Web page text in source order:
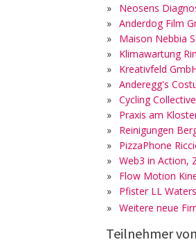
»
Neosens
» Anderdog Film
»
Maison Nebbia
»
Klimawartung
»
Kreativfeld
» Anderegg's
» Cycling
»
Praxis am
»
Reinigungen
»
PizzaPhone
» Web3 in Action,
»
Flow Motion
»
Pfister LL
» Weitere neue
Teilnehmer von